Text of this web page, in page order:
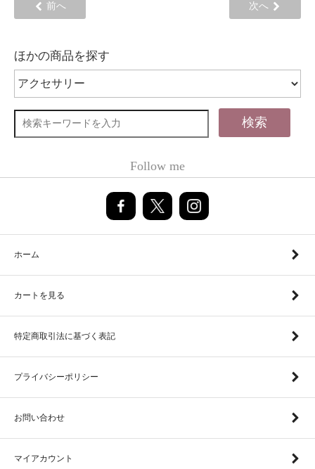
前へ 次へ
ほかの商品を探す
検索
Follow me
ホーム
カートを見る
特定商取引法に基づく表記
プライバシーポリシー
お問い合わせ
マイアカウント